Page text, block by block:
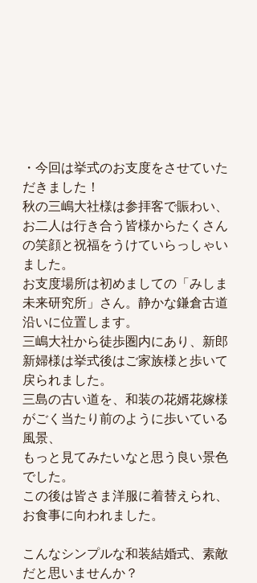
・今回は挙式のお支度をさせていた
だきました！
秋の三嶋大社様は参拝客で賑わい、
お二人は行き合う皆様からたくさん
の笑顔と祝福をうけていらっしゃい
ました。
お支度場所は初めましての「みしま
未来研究所」さん。静かな鎌倉古道
沿いに位置します。
三嶋大社から徒歩圏内にあり、新郎
新婦様は挙式後はご家族様と歩いて
戻られました。
三島の古い道を、和装の花婿花嫁様
がごく当たり前のように歩いている
風景、
もっと見てみたいなと思う良い景色
でした。
この後は皆さま洋服に着替えられ、
お食事に向われました。
こんなシンプルな和装結婚式、素敵
だと思いませんか？